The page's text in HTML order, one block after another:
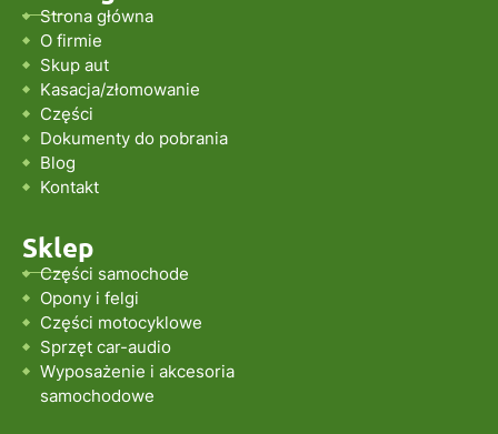
Strona główna
O firmie
Skup aut
Kasacja/złomowanie
Części
Dokumenty do pobrania
Blog
Kontakt
Sklep
Części samochode
Opony i felgi
Części motocyklowe
Sprzęt car-audio
Wyposażenie i akcesoria
samochodowe